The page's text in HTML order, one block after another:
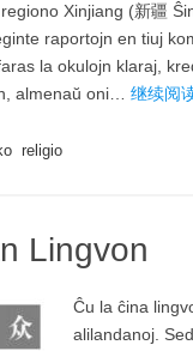
Xinjiang (新疆
raportojn en tiuj
la okulojn klaraj,
almenaŭ oni… 继续阅
religio
Lingvon
Ĉu la ĉina
alilandanoj.